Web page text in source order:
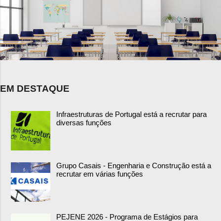
EM DESTAQUE
Infraestruturas de Portugal está a recrutar para
diversas funções
Grupo Casais - Engenharia e Construção está a
recrutar em várias funções
PEJENE 2026 - Programa de Estágios para